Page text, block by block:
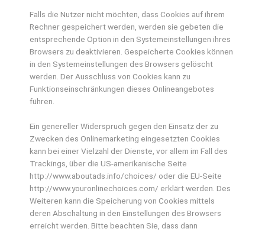
Falls die Nutzer nicht möchten, dass Cookies auf ihrem
Rechner gespeichert werden, werden sie gebeten die
entsprechende Option in den Systemeinstellungen ihres
Browsers zu deaktivieren. Gespeicherte Cookies können
in den Systemeinstellungen des Browsers gelöscht
werden. Der Ausschluss von Cookies kann zu
Funktionseinschränkungen dieses Onlineangebotes
führen.
Ein genereller Widerspruch gegen den Einsatz der zu
Zwecken des Onlinemarketing eingesetzten Cookies
kann bei einer Vielzahl der Dienste, vor allem im Fall des
Trackings, über die US-amerikanische Seite
http://www.aboutads.info/choices/ oder die EU-Seite
http://www.youronlinechoices.com/ erklärt werden. Des
Weiteren kann die Speicherung von Cookies mittels
deren Abschaltung in den Einstellungen des Browsers
erreicht werden. Bitte beachten Sie, dass dann